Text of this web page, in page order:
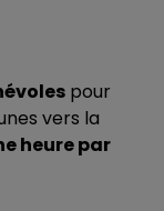
pour
vers la
heure par